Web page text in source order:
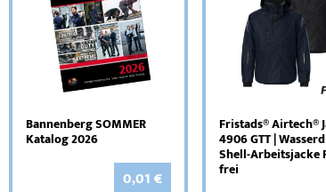
Bannenberg SOMMER
Katalog 2026
0,01€
Fristads® Airtech®
4906 GTT |
Shell-Arbeitsjacke
frei